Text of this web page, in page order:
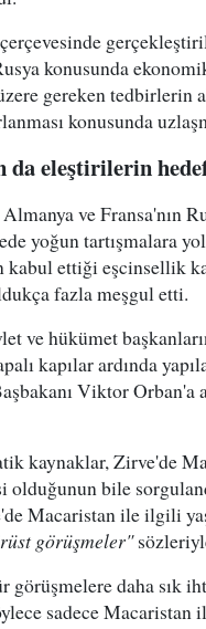
konusunda
gereken tedbirlerin
konusunda
da eleştirilerin
ve Fransa'nın
yoğun tartışmalara
kabul ettiği eşcinsellik
fazla meşgul etti.
ve hükümet
kapılar ardında
Viktor Orban'a
kaynaklar, Zirve'de
olduğunun bile
Macaristan ile ilgili
görüşmeler"
görüşmelere daha sık
sadece Macaristan